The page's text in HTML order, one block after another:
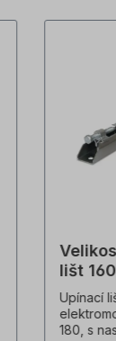
lišt
Upínací
180, s